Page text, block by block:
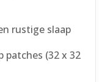
rustige slaap
patches (32 x 32